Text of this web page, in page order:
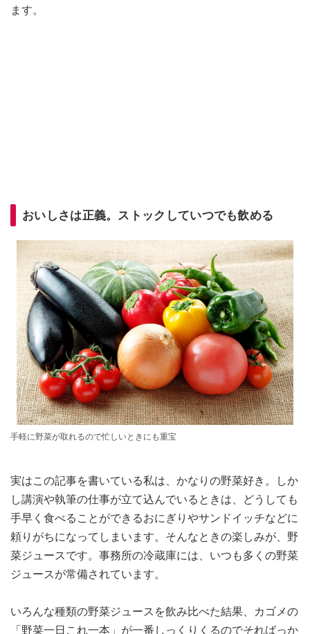
ます。
おいしさは正義。ストックしていつでも飲める
手軽に野菜が取れるので忙しいときにも重宝
実はこの記事を書いている私は、かなりの野菜好き。しか
し講演や執筆の仕事が立て込んでいるときは、どうしても
手早く食べることができるおにぎりやサンドイッチなどに
頼りがちになってしまいます。そんなときの楽しみが、野
菜ジュースです。事務所の冷蔵庫には、いつも多くの野菜
ジュースが常備されています。
いろんな種類の野菜ジュースを飲み比べた結果、カゴメの
「野菜一日これ一本」が一番しっくりくるのでそればっか